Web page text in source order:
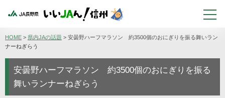
HOME > 県内JAの話題 > 安曇野ハーフマラソン 約3500個のおにぎりを振る舞いラン
ナーねぎらう
安曇野ハーフマラソン 約3500個のおにぎりを振る
舞いランナーねぎらう